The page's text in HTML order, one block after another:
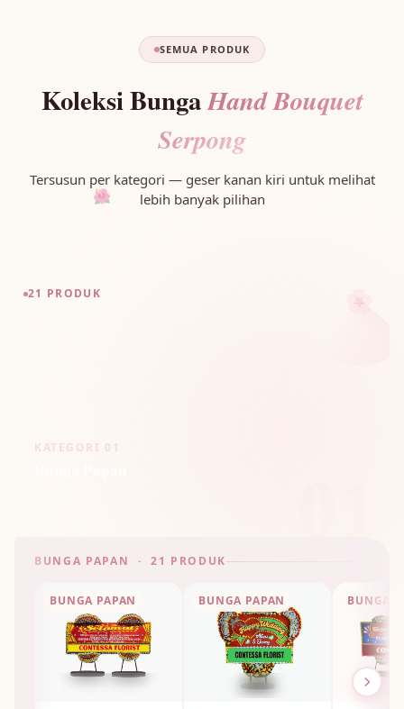
🌺
SEMUA PRODUK
Koleksi BungaHand Bouquet
Serpong
Tersusun per kategori — geser kanan kiri untuk melihat
lebih banyak pilihan
21 PRODUK 🌸
KATEGORI 01
BUNGA PAPAN · 21 PRODUK
BUNGA PAPAN BUNGA PAPAN BUNGA